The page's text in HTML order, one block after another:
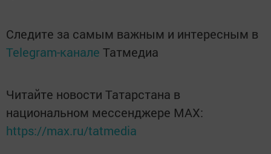
Следите за самым важным и интересным в
Telegram-канале Татмедиа
Читайте новости Татарстана в
национальном мессенджере MАХ:
https://max.ru/tatmedia